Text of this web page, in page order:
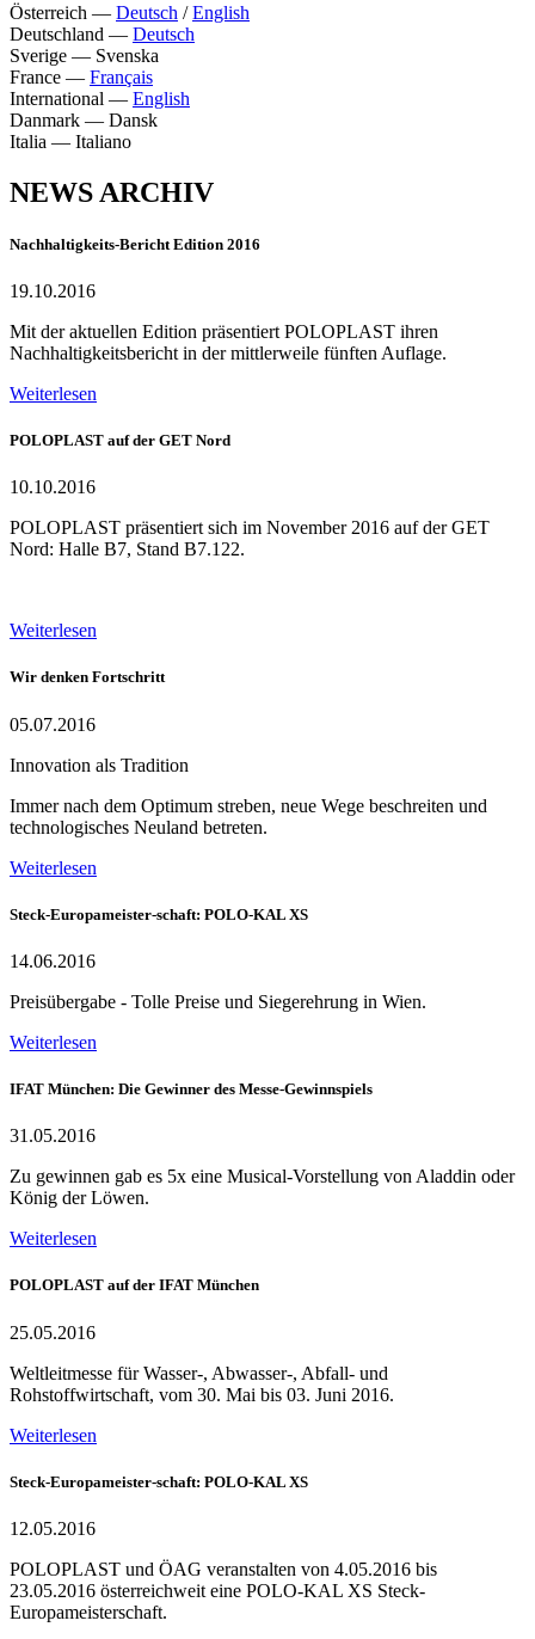
Österreich — Deutsch /English
Deutschland — Deutsch
Sverige — Svenska
France — Français
International — English
Danmark — Dansk
Italia — Italiano
NEWS ARCHIV
Nachhaltigkeits-Bericht Edition 2016
19.10.2016
Mit der aktuellen Edition präsentiert POLOPLAST ihren
Nachhaltigkeitsbericht in der mittlerweile fünften Auflage.
Weiterlesen
POLOPLAST auf der GET Nord
10.10.2016
POLOPLAST präsentiert sich im November 2016 auf der GET
Nord: Halle B7, Stand B7.122.
Weiterlesen
Wir denken Fortschritt
05.07.2016
Innovation als Tradition
Immer nach dem Optimum streben, neue Wege beschreiten und
technologisches Neuland betreten.
Weiterlesen
Steck-Europameister-schaft: POLO-KAL XS
14.06.2016
Preisübergabe - Tolle Preise und Siegerehrung in Wien.
Weiterlesen
IFAT München: Die Gewinner des Messe-Gewinnspiels
31.05.2016
Zu gewinnen gab es 5x eine Musical-Vorstellung von Aladdin oder
König der Löwen.
Weiterlesen
POLOPLAST auf der IFAT München
25.05.2016
Weltleitmesse für Wasser-, Abwasser-, Abfall- und
Rohstoffwirtschaft, vom 30. Mai bis 03. Juni 2016.
Weiterlesen
Steck-Europameister-schaft: POLO-KAL XS
12.05.2016
POLOPLAST und ÖAG veranstalten von 4.05.2016 bis
23.05.2016 österreichweit eine POLO-KAL XS Steck-
Europameisterschaft.